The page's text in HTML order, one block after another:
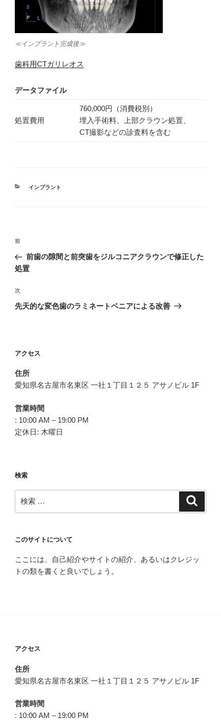
≪インプラント完成後≫
歯科用CTガリレオス
データファイル
処置費用
760,000円（消費税別）
埋入手術料、上部クラウン処置、
CT撮影などの診査料を含む
カ
インプラント
投
ナ
ゲ
ー
過
去
の
稿
前
前歯の隙間と前突歯をジルコニアクラウンで修正した
処置
次
の
次
先天的な変色歯のラミネートベニアによる改善
アクセス
住所
愛知県名古屋市名東区 一社１丁目１２５ アサノビル 1F
営業時間
: 10:00 AM – 19:00 PM
定休日: 木曜日
検索
検
索:
このサイトについて
ここには、自己紹介やサイトの紹介、あるいはクレジッ
トの類を書くと良いでしょう。
アクセス
住所
愛知県名古屋市名東区 一社１丁目１２５ アサノビル 1F
営業時間
: 10:00 AM – 19:00 PM